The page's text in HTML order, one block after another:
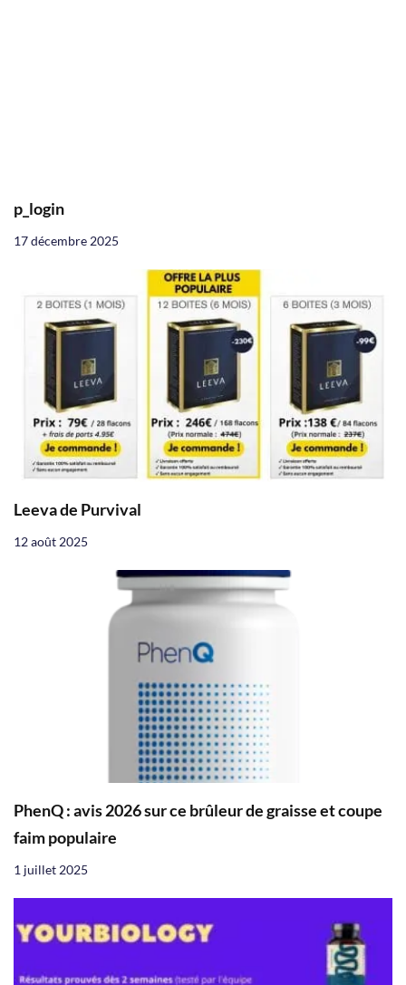
p_login
17 décembre 2025
Leeva de Purvival
12 août 2025
PhenQ : avis 2026 sur ce brûleur de graisse et coupe
faim populaire
1 juillet 2025